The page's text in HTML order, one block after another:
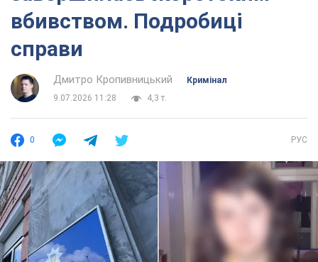
вбивством. Подробиці
справи
Дмитро Кропивницький
Кримінал
9.07.2026 11:28
4,3 т.
0 РУС